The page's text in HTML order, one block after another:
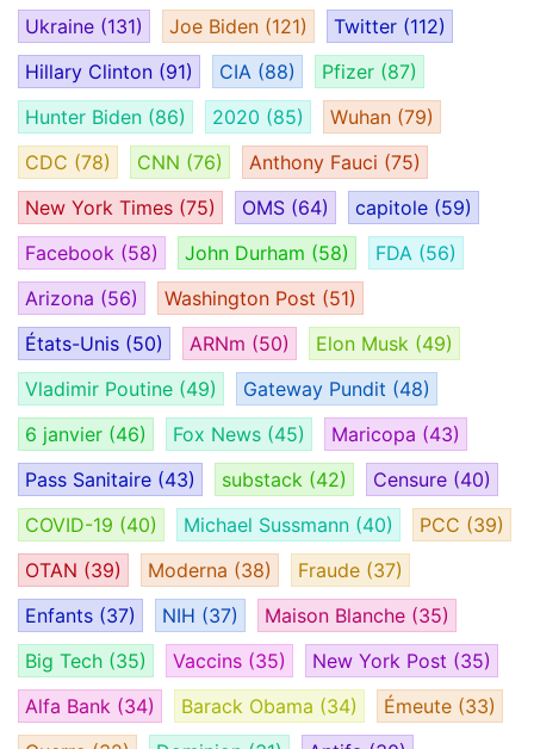
Ukraine (131) Joe Biden (121) Twitter (112)
Hillary Clinton (91) CIA (88) Pfizer (87)
Hunter Biden (86) 2020 (85) Wuhan (79)
CDC (78) CNN (76) Anthony Fauci (75)
New York Times (75) OMS (64) capitole (59)
Facebook (58) John Durham (58) FDA (56)
Arizona (56) Washington Post (51)
États-Unis (50) ARNm (50) Elon Musk (49)
Vladimir Poutine (49) Gateway Pundit (48)
6 janvier (46) Fox News (45) Maricopa (43)
Pass Sanitaire (43) substack (42) Censure (40)
COVID-19 (40) Michael Sussmann (40) PCC (39)
OTAN (39) Moderna (38) Fraude (37)
Enfants (37) NIH (37) Maison Blanche (35)
Big Tech (35) Vaccins (35) New York Post (35)
Alfa Bank (34) Barack Obama (34) Émeute (33)